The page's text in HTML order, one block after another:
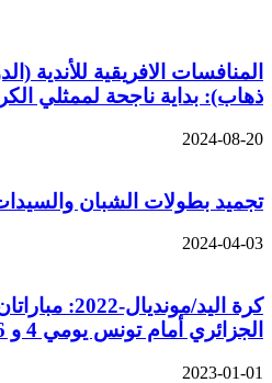
المنافسات الافريقية للأندية
ذهاب): بداية ناجحة لممثلي
2024-08-20
تجميد بطولات الشبان
2024-04-03
كرة اليد/
الجزائري أمام تونس يومي 4 و 6 يناير
2023-01-01